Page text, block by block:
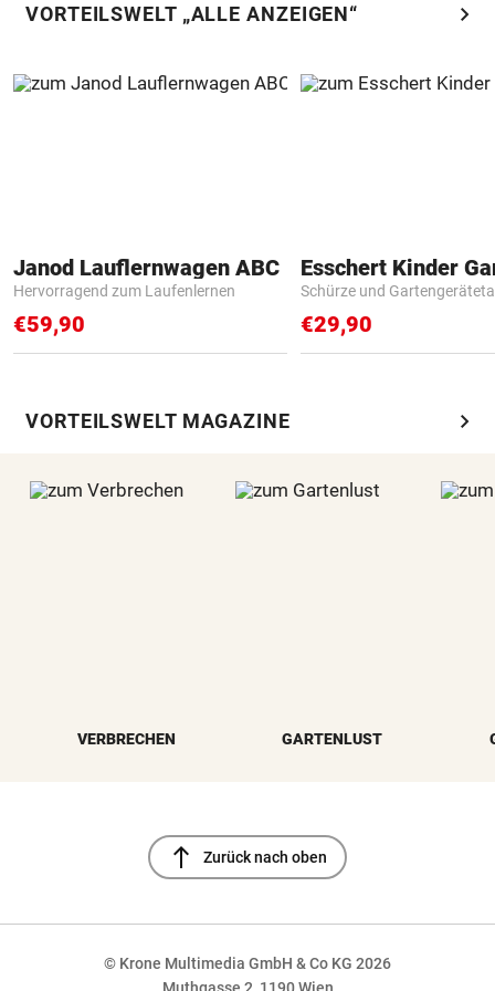
VORTEILSWELT „ALLE ANZEIGEN“ chevron_right
Janod Lauflernwagen ABC
Hervorragend zum Laufenlernen
€59,90
Schürze und
€29,90
VORTEILSWELT MAGAZINE chevron_right
VERBRECHEN GARTENLUST
north Zurück nach oben
© Krone Multimedia GmbH & Co KG 2026